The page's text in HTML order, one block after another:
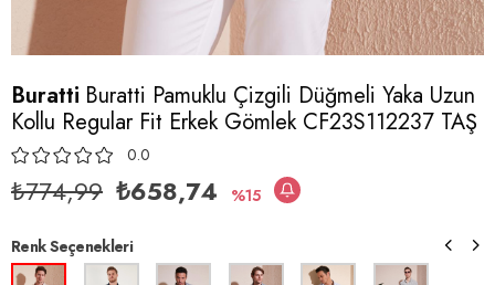
Buratti Buratti Pamuklu Çizgili Düğmeli Yaka Uzun
Kollu Regular Fit Erkek Gömlek CF23S112237 TAŞ
0.0
₺774,99 ₺658,74 15
Renk Seçenekleri